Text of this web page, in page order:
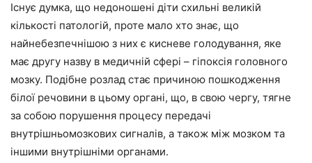
Існує думка, що недоношені діти схильні великій
кількості патологій, проте мало хто знає, що
найнебезпечнішою з них є кисневе голодування, яке
має другу назву в медичній сфері – гіпоксія головного
мозку. Подібне розлад стає причиною пошкодження
білої речовини в цьому органі, що, в свою чергу, тягне
за собою порушення процесу передачі
внутрішньомозкових сигналів, а також між мозком та
іншими внутрішніми органами.